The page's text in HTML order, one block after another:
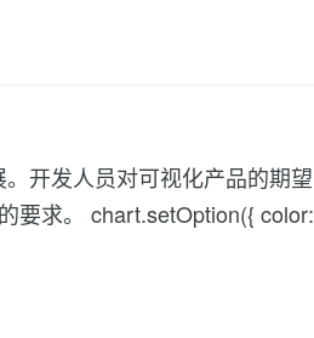
开发人员对可视化产品的期望
要求。 chart.setOption({ color: